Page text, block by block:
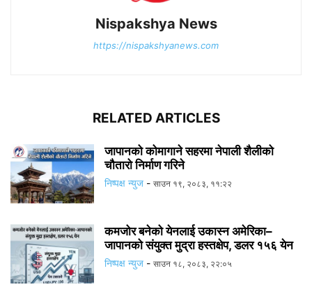
Nispakshya News
https://nispakshyanews.com
RELATED ARTICLES
जापानको कोमागाने सहरमा नेपाली शैलीको
चौतारो निर्माण गरिने
निष्पक्ष न्युज - साउन १९, २०८३, ११:२२
कमजोर बनेको येनलाई उकास्न अमेरिका–
जापानको संयुक्त मुद्रा हस्तक्षेप, डलर १५६ येन
निष्पक्ष न्युज - साउन १८, २०८३, २२:०५